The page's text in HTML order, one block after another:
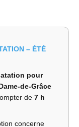
– ÉTÉ
pour
de-Grâce
de 7 h
concerne